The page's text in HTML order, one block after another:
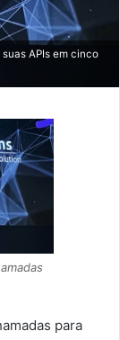
APIs em cinco
para